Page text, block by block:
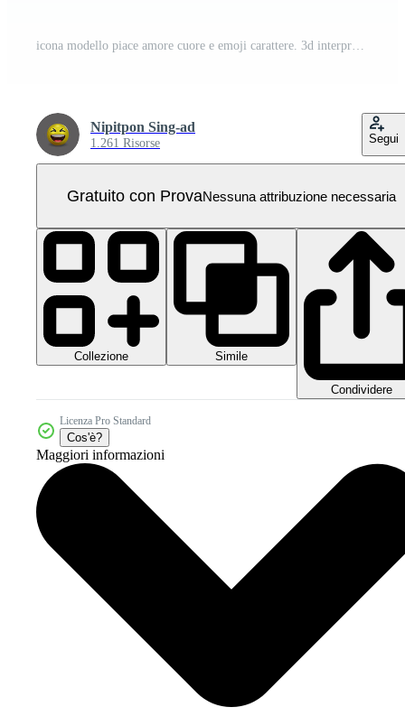
icona modello piace amore cuore e emoji carattere. 3d interpretazione PNG Pro
Nipitpon Sing-ad
1.261 Risorse Segui
Gratuito con ProvaNessuna attribuzione necessaria
Collezione Simile
Condividere
Licenza Pro Standard
Cos'è?
Maggiori informazioni